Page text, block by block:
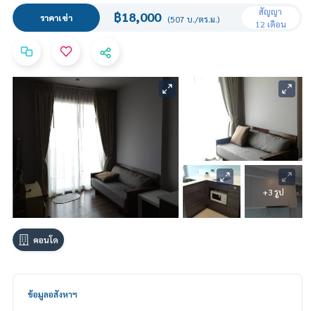
ราคาเช่า ฿18,000 (507 บ./ตร.ม.)
สัญญา
12 เดือน
+3 รูป
คอนโด
ข้อมูลอสังหาฯ